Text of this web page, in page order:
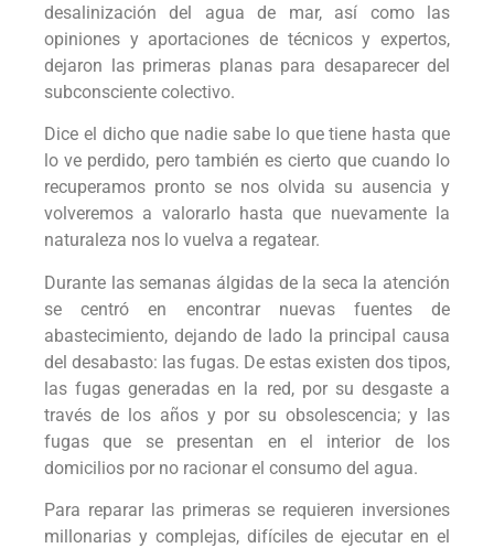
desalinización del agua de mar, así como las
opiniones y aportaciones de técnicos y expertos,
dejaron las primeras planas para desaparecer del
subconsciente colectivo.
Dice el dicho que nadie sabe lo que tiene hasta que
lo ve perdido, pero también es cierto que cuando lo
recuperamos pronto se nos olvida su ausencia y
volveremos a valorarlo hasta que nuevamente la
naturaleza nos lo vuelva a regatear.
Durante las semanas álgidas de la seca la atención
se centró en encontrar nuevas fuentes de
abastecimiento, dejando de lado la principal causa
del desabasto: las fugas. De estas existen dos tipos,
las fugas generadas en la red, por su desgaste a
través de los años y por su obsolescencia; y las
fugas que se presentan en el interior de los
domicilios por no racionar el consumo del agua.
Para reparar las primeras se requieren inversiones
millonarias y complejas, difíciles de ejecutar en el